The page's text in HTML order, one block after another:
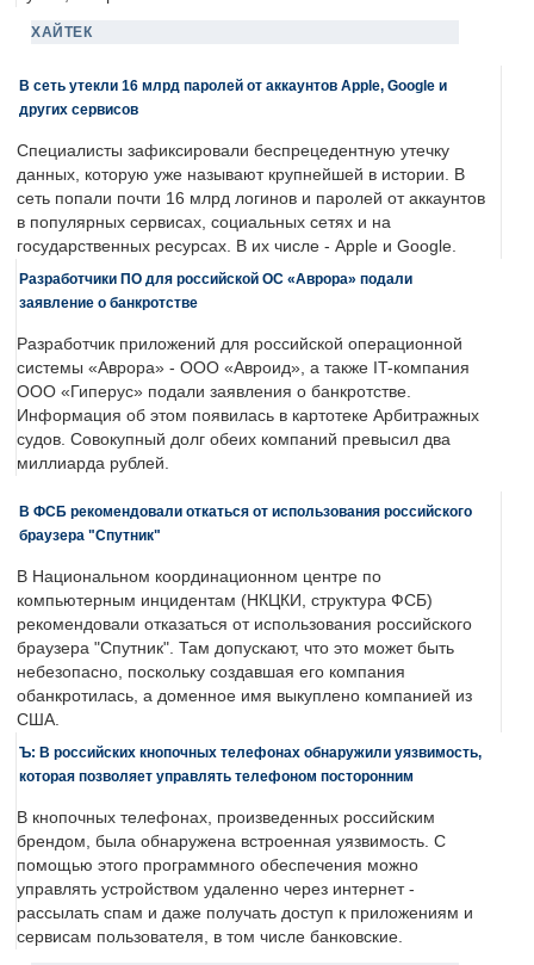
ХАЙТЕК
В сеть утекли 16 млрд паролей от аккаунтов Apple, Google и
других сервисов
Специалисты зафиксировали беспрецедентную утечку
данных, которую уже называют крупнейшей в истории. В
сеть попали почти 16 млрд логинов и паролей от аккаунтов
в популярных сервисах, социальных сетях и на
государственных ресурсах. В их числе - Apple и Google.
Разработчики ПО для российской ОС «Аврора» подали
заявление о банкротстве
Разработчик приложений для российской операционной
системы «Аврора» - ООО «Авроид», а также IT-компания
ООО «Гиперус» подали заявления о банкротстве.
Информация об этом появилась в картотеке Арбитражных
судов. Совокупный долг обеих компаний превысил два
миллиарда рублей.
В ФСБ рекомендовали откаться от использования российского
браузера "Спутник"
В Национальном координационном центре по
компьютерным инцидентам (НКЦКИ, структура ФСБ)
рекомендовали отказаться от использования российского
браузера "Спутник". Там допускают, что это может быть
небезопасно, поскольку создавшая его компания
обанкротилась, а доменное имя выкуплено компанией из
США.
Ъ: В российских кнопочных телефонах обнаружили уязвимость,
которая позволяет управлять телефоном посторонним
В кнопочных телефонах, произведенных российским
брендом, была обнаружена встроенная уязвимость. С
помощью этого программного обеспечения можно
управлять устройством удаленно через интернет -
рассылать спам и даже получать доступ к приложениям и
сервисам пользователя, в том числе банковские.